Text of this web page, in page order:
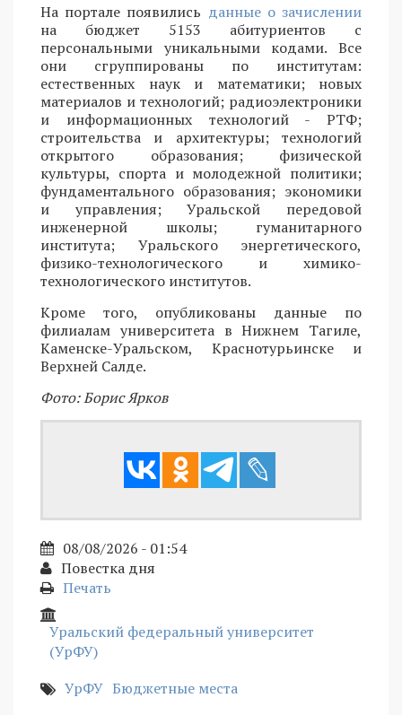
На портале появились данные о зачислении
на бюджет 5153 абитуриентов с
персональными уникальными кодами. Все
они сгруппированы по институтам:
естественных наук и математики; новых
материалов и технологий; радиоэлектроники
и информационных технологий - РТФ;
строительства и архитектуры; технологий
открытого образования; физической
культуры, спорта и молодежной политики;
фундаментального образования; экономики
и управления; Уральской передовой
инженерной школы; гуманитарного
института; Уральского энергетического,
физико-технологического и химико-
технологического институтов.
Кроме того, опубликованы данные по
филиалам университета в Нижнем Тагиле,
Каменске-Уральском, Краснотурьинске и
Верхней Салде.
Фото: Борис Ярков
08/08/2026 - 01:54
Повестка дня
Печать
Уральский федеральный университет
(УрФУ)
УрФУ Бюджетные места